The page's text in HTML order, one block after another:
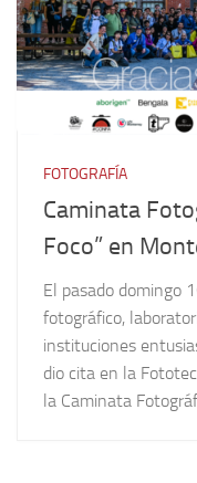
FOTOGRAFÍA
Caminata
Foco” en
El pasado domingo
fotográfico,
instituciones
dio cita en la
la Caminata